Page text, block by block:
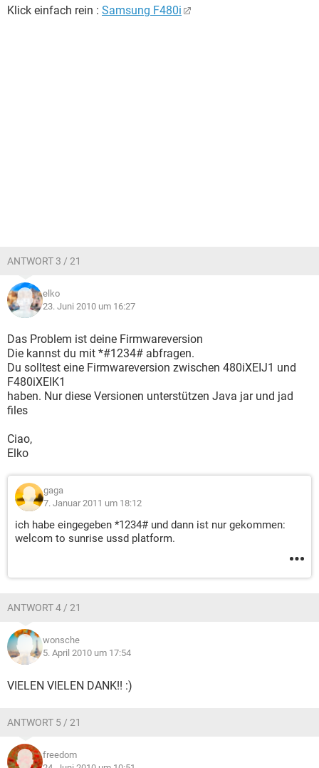
Klick einfach rein : Samsung F480i
ANTWORT 3 / 21
elko
23. Juni 2010 um 16:27
Das Problem ist deine Firmwareversion
Die kannst du mit *#1234# abfragen.
Du solltest eine Firmwareversion zwischen 480iXEIJ1 und
F480iXEIK1
haben. Nur diese Versionen unterstützen Java jar und jad
files
Ciao,
Elko
gaga
7. Januar 2011 um 18:12
ich habe eingegeben *1234# und dann ist nur gekommen:
welcom to sunrise ussd platform.
ANTWORT 4 / 21
wonsche
5. April 2010 um 17:54
VIELEN VIELEN DANK!! :)
ANTWORT 5 / 21
freedom